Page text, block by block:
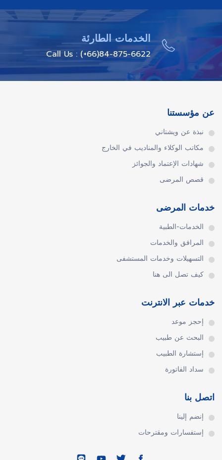
الخدمات الطارئة
Call Us : (+66)84-875-6622
عن مؤسستنا
نبذة عن ويشتاني
مكاتب الوكلاء والمناديب في الخارج
شهادات الإعتماد والجوائز
قصص المرضى
خدمات المرضى
الخدمات-الطبية
المرافق والخدمات
التسهيلات وخدمات المستشفى
كيف تصل الى هنا
خدمات عبر الانترنت
إحجز موعد
البحث عن طبيب
إستشارة الطبيب
سداد الفاتورة
اتصل بنا
إنضم إلينا
إستفسارات ومقترحات